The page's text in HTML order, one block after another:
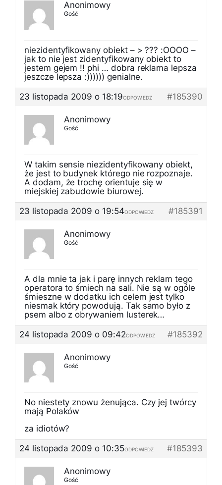
Anonimowy
Gość
niezidentyfikowany obiekt – > ??? :OOOO –
jak to nie jest zidentyfikowany obiekt to
jestem gejem !! phi … dobra reklama lepsza
jeszcze lepsza :)))))) genialne.
23 listopada 2009 o 18:19
#185390
ODPOWIEDZ
Anonimowy
Gość
W takim sensie niezidentyfikowany obiekt,
że jest to budynek którego nie rozpoznaje.
A dodam, że trochę orientuje się w
miejskiej zabudowie biurowej.
23 listopada 2009 o 19:54
#185391
ODPOWIEDZ
Anonimowy
Gość
A dla mnie ta jak i parę innych reklam tego
operatora to śmiech na sali. Nie są w ogóle
śmieszne w dodatku ich celem jest tylko
niesmak który powodują. Tak samo było z
psem albo z obrywaniem lusterek…
24 listopada 2009 o 09:42
#185392
ODPOWIEDZ
Anonimowy
Gość
No niestety znowu żenująca. Czy jej twórcy
mają Polaków
za idiotów?
24 listopada 2009 o 10:35
#185393
ODPOWIEDZ
Anonimowy
Gość